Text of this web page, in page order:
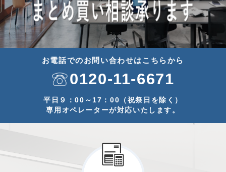
お電話でのお問い合わせはこちらから
0120-11-6671
平日９：00～17：00（祝祭日を除く）
専用オペレーターが対応いたします。